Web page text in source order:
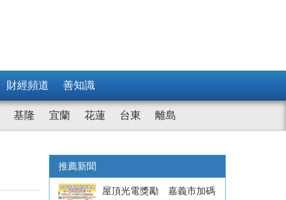
財經頻道 善知識
基隆 宜蘭 花蓮 台東 離島
推薦新聞
屋頂光電獎勵 嘉義市加碼